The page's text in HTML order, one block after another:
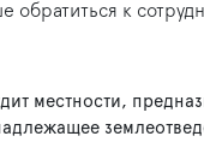
обратиться к
местности,